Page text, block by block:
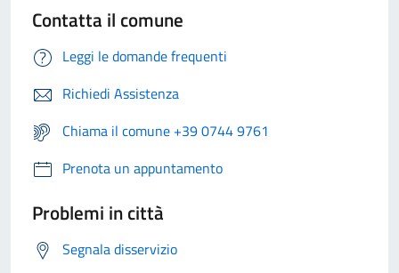
Contatta il comune
Leggi le domande frequenti
Richiedi Assistenza
Chiama il comune +39 0744 9761
Prenota un appuntamento
Problemi in città
Segnala disservizio